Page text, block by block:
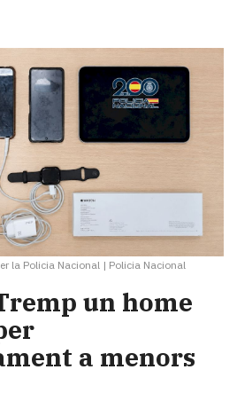
la Policia Nacional | Policia Nacional
un home
a menors